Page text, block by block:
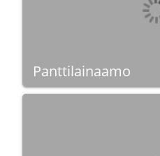
Panttilainaamo